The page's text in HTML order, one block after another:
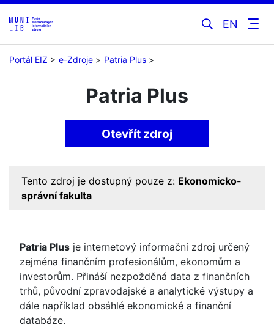
EN
Portál EIZ e-Zdroje Patria Plus
Patria Plus
Otevřít zdroj
Tento zdroj je dostupný pouze z: Ekonomicko-
správní fakulta
Patria Plus je internetový informační zdroj určený
zejména finančním profesionálům, ekonomům a
investorům. Přináší nezpožděná data z finančních
trhů, původní zpravodajské a analytické výstupy a
dále například obsáhlé ekonomické a finanční
databáze.